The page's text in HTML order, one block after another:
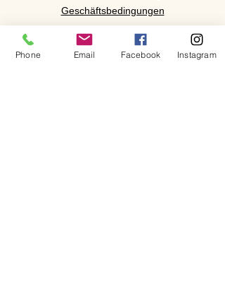
Geschäftsbedingungen
Phone Email Facebook Instagram